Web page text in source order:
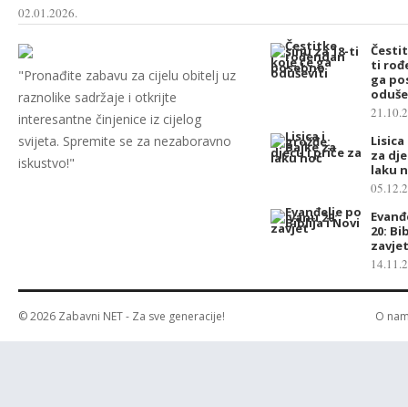
02.01.2026.
"Pronađite zabavu za cijelu obitelj uz
raznolike sadržaje i otkrijte
interesantne činjenice iz cijelog
svijeta. Spremite se za nezaboravno
iskustvo!"
ti
ga
za
laku
20:
zavjet
© 2026 Zabavni NET- Za sve generacije! O